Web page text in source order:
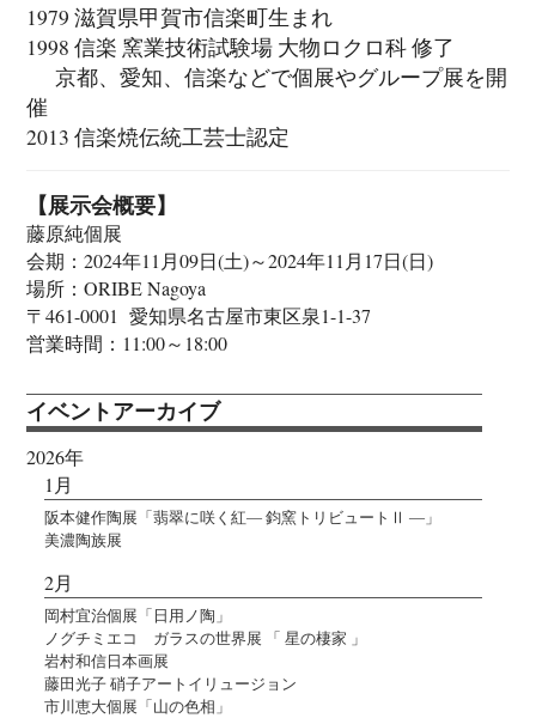
1979 滋賀県甲賀市信楽町生まれ
1998 信楽 窯業技術試験場 大物ロクロ科 修了
京都、愛知、信楽などで個展やグループ展を開
催
2013 信楽焼伝統工芸士認定
【展示会概要】
藤原純個展
会期：2024年11月09日(土)～2024年11月17日(日)
場所：ORIBE Nagoya
〒461-0001 愛知県名古屋市東区泉1-1-37
営業時間：11:00～18:00
イベントアーカイブ
2026年
1月
阪本健作陶展「翡翠に咲く紅― 鈞窯トリビュートⅡ ―」
美濃陶族展
2月
岡村宜治個展「日用ノ陶」
ノグチミエコ ガラスの世界展 「 星の棲家 」
岩村和信日本画展
藤田光子 硝子アートイリュージョン
市川恵大個展「山の色相」